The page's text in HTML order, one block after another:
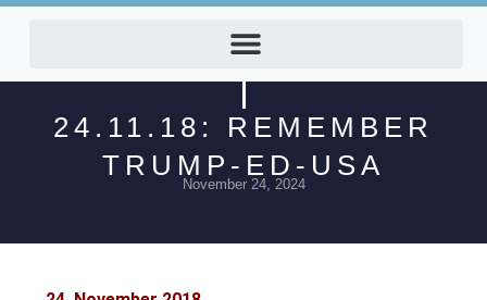
24.11.18: REMEMBER
TRUMP-ED-USA
November 24, 2024